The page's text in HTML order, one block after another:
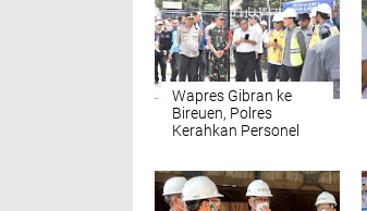
Wapres Gibran ke
Bireuen, Polres
Kerahkan Personel
Sejumlah Titik